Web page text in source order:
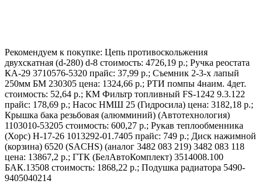
Рекомендуем к покупке: Цепь противоскольжения
двухскатная (d-280) d-8 стоимость: 4726,19 р.; Ручка реостата
КА-29 3710576-5320 прайс: 37,99 р.; Съемник 2-3-х лапый
250мм БМ 230305 цена: 1324,66 р.; РТИ помпы 4наим. 4дет.
стоимость: 52,64 р.; КМ Фильтр топливный FS-1242 9.3.122
прайс: 178,69 р.; Насос НМШ 25 (Гидросила) цена: 3182,18 р.;
Крышка бака резьбовая (алюмминий) (Автотехнология)
1103010-53205 стоимость: 600,27 р.; Рукав теплообменника
(Хорс) Н-17-26 1013292-01.7405 прайс: 749 р.; Диск нажимной
(корзина) 6520 (SACHS) (аналог 3482 083 219) 3482 083 118
цена: 13867,2 р.; ГТК (БелАвтоКомплект) 3514008.100
БАК.13508 стоимость: 1868,22 р.; Подушка радиатора 5490-
9405040214